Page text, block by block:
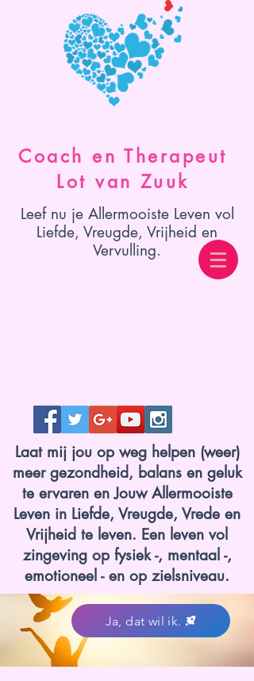
Coach en Therapeut
Lot van Zuuk
Leef nu je Allermooiste Leven vol
Liefde, Vreugde, Vrijheid en
Vervulling.
Laat mij jou op weg helpen (weer)
meer gezondheid, balans en geluk
te ervaren en Jouw Allermooiste
Leven in Liefde, Vreugde, Vrede en
Vrijheid te leven. Een leven vol
zingeving op fysiek -, mentaal -,
emotioneel - en op zielsniveau.
Ja, dat wil ik.